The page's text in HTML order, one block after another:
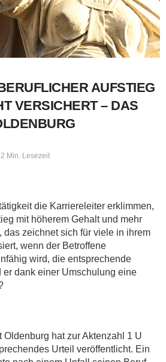
AUFSTIEG
VERSICHERT – DAS
2 Min. Lesezeit
die Karriereleiter erklimmen,
mit höherem Gehalt und mehr
das zeichnet sich für viele in ihrem
wenn der Betroffene
wird, die entsprechende
er dank einer Umschulung eine
Oldenburg hat zur Aktenzahl 1 U
Urteil veröffentlicht. Ein